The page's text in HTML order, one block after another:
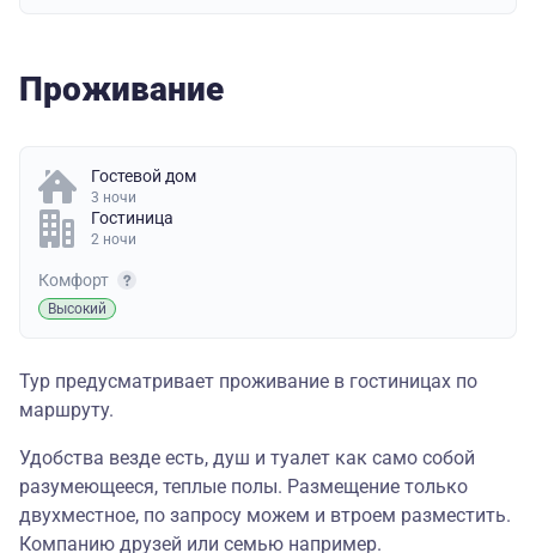
Проживание
Гостевой дом
3 ночи
Гостиница
2 ночи
Комфорт
Высокий
Тур предусматривает проживание в гостиницах по
маршруту.
Удобства везде есть, душ и туалет как само собой
разумеющееся, теплые полы. Размещение только
двухместное, по запросу можем и втроем разместить.
Компанию друзей или семью например.